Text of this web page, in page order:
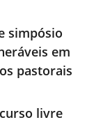
simpósio
em
pastorais
livre